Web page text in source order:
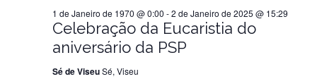
e
Celebração da Eucaristia do
aniversário da PSP
1 de Janeiro de 1970 @ 0:00 -2 de Janeiro de 2025 @ 15:29
Sé de ViseuSé, Viseu